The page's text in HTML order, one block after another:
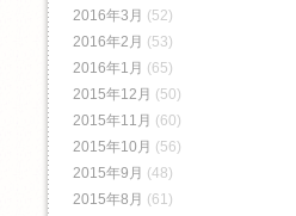
2016年3月 (52)
2016年2月 (53)
2016年1月 (65)
2015年12月 (50)
2015年11月 (60)
2015年10月 (56)
2015年9月 (48)
2015年8月 (61)